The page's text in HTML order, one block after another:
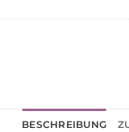
BESCHREIBUNG